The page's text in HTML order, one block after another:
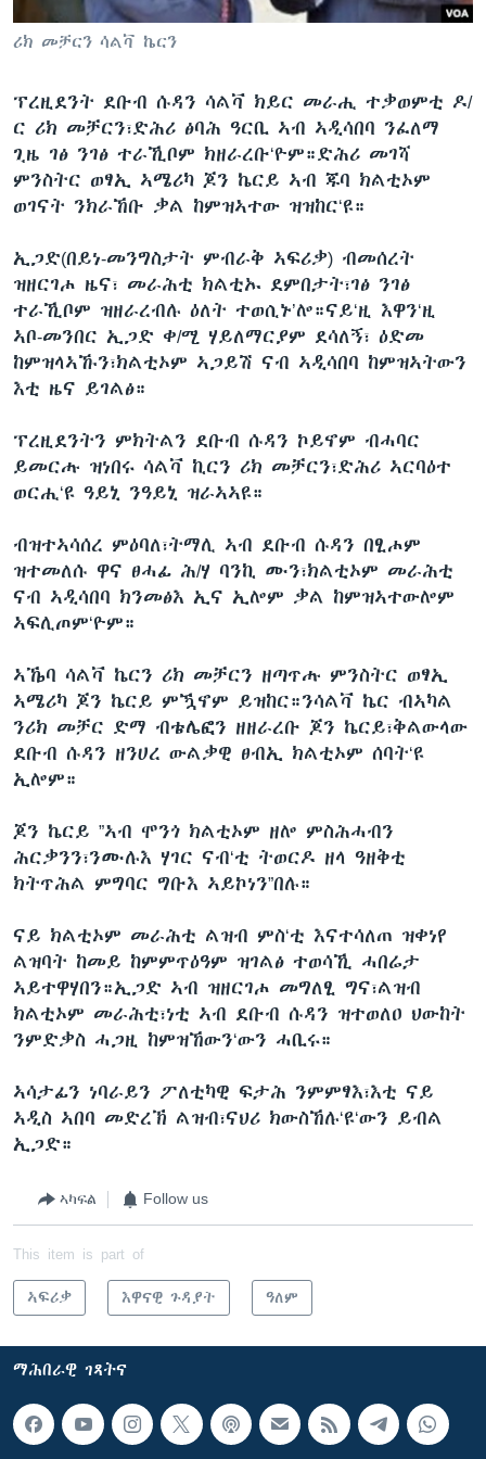
ቂሔ ጽልሚ
ቋንቋታት
ሪክ መቻርን ሳልቫ ኬርን
ፕረዚደንት ደቡብ ሱዳን ሳልቫ ክይር መራሒ ተቃወምቲ ዶ/
ር ሪክ መቻርን፣ድሕሪ ፅባሕ ዓርቢ ኣብ ኣዲሳበባ ንፈለማ
ጊዜ ገፅ ንገፅ ተራኺቦም ክዘራረቡ‘ዮም።ድሕሪ መገሻ
ምንስትር ወፃኢ ኣሜሪካ ጆን ኬርይ ኣብ ጁባ ክልቲኦም
ወገናት ንክራኸቡ ቃል ከምዝኣተው ዝዝከር‘ዩ።
ኢጋድ(በይነ-መንግስታት ምብራቅ ኣፍሪቃ) ብመሰረት
ዝዘርገሖ ዜና፣ መራሕቲ ክልቲኡ ደምበታት፣ገፅ ንገፅ
ተራኺቦም ዝዘራረብሉ ዕለት ተወሲኑ’ሎ።ናይ‘ዚ እዋን‘ዚ
ኣቦ-መንበር ኢጋድ ቀ/ሚ ሃይለማርያም ደሳለኝ፣ ዕድመ
ከምዝላኣኹን፣ክልቲኦም ኣጋይሽ ናብ ኣዲሳበባ ከምዝኣትውን
እቲ ዜና ይገልፅ።
ፕረዚደንትን ምክትልን ደቡብ ሱዳን ኮይኖም ብሓባር
ይመርሑ ዝነበሩ ሳልቫ ኪርን ሪክ መቻርን፣ድሕሪ ኣርባዕተ
ወርሒ‘ዩ ዓይኒ ንዓይኒ ዝራኣኣዩ።
ብዝተኣሳሰረ ምዕባለ፣ትማሊ ኣብ ደቡብ ሱዳን በፂሖም
ዝተመለሱ ዋና ፀሓፊ ሕ/ሃ ባንኪ ሙን፣ክልቲኦም መራሕቲ
ናብ ኣዲሳበባ ክንመፅእ ኢና ኢሎም ቃል ከምዝኣተውሎም
ኣፍሊጦም‘ዮም።
ኣኼባ ሳልቫ ኬርን ሪክ መቻርን ዘጣጥሑ ምንስትር ወፃኢ
ኣሜሪካ ጆን ኬርይ ምዃኖም ይዝከር።ንሳልቫ ኬር ብኣካል
ንሪክ መቻር ድማ ብቴሌፎን ዘዘራረቡ ጆን ኬርይ፣ቅልውላው
ደቡብ ሱዳን ዘንሀረ ውልቃዊ ፀብኢ ክልቲኦም ሰባት‘ዩ
ኢሎም።
ጆን ኬርይ ”ኣብ ሞንጎ ክልቲኦም ዘሎ ምስሕሓብን
ሕርቃንን፣ንሙሉእ ሃገር ናብ‘ቲ ትወርዶ ዘላ ዓዘቅቲ
ክትጥሕል ምግባር ግቡእ ኣይኮነን”በሉ።
ናይ ክልቲኦም መራሕቲ ልዝብ ምስ‘ቲ እናተሳለጠ ዝቀነየ
ልዝባት ከመይ ከምምጥዕዓም ዝገልፅ ተወሳኺ ሓበሬታ
ኣይተዋሃበን።ኢጋድ ኣብ ዝዘርገሖ መግለፂ ግና፣ልዝብ
ክልቲኦም መራሕቲ፣ነቲ ኣብ ደቡብ ሱዳን ዝተወለዐ ህውከት
ንምድቃስ ሓጋዚ ከምዝኸውን‘ውን ሓቢሩ።
ኣሳታፊን ነባራይን ፖለቲካዊ ፍታሕ ንምምፃእ፣እቲ ናይ
ኣዲስ ኣበባ መድረኽ ልዝብ፣ናህሪ ክውስኸሉ‘ዩ‘ውን ይብል
ኢጋድ።
ኣካፍል Follow us
This item is part of
ኣፍሪቃ እዋናዊ ጉዳያት ዓለም
ማሕበራዊ ገጻትና